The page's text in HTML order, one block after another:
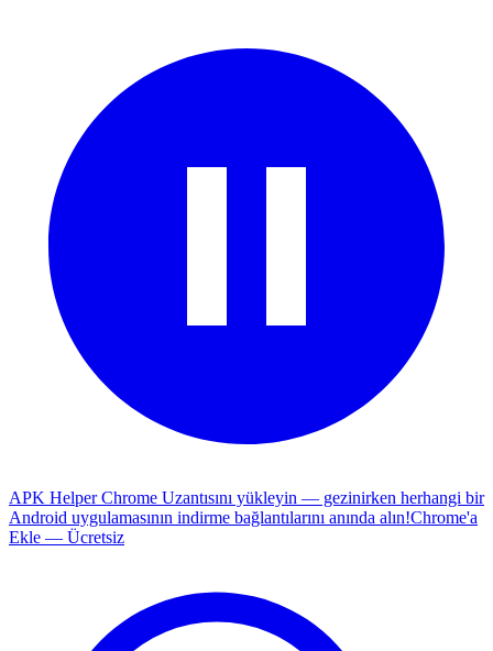
APK Helper Chrome Uzantısını yükleyin — gezinirken herhangi bir
Android uygulamasının indirme bağlantılarını anında alın!Chrome'a
Ekle — Ücretsiz